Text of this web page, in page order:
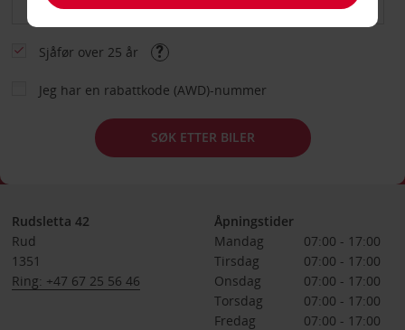
Sjåfør over 25 år
Jeg har en rabattkode (AWD)-nummer
SØK ETTER BILER
Rudsletta 42
Rud
1351
Ring: +47 67 25 56 46
Åpningstider
Mandag
07:00 - 17:00
Tirsdag
07:00 - 17:00
Onsdag
07:00 - 17:00
Torsdag
07:00 - 17:00
Fredag
07:00 - 17:00